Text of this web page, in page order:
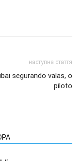
наступна стаття
segurando valas, o
piloto